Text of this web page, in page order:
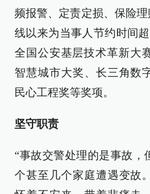
频报警、定责定损、保险理
线以来为当事人节约时间
全国公安基层技术革新大
智慧城市大奖、长三角数
民心工程奖等奖项。
坚守职责
“事故交警处理的是事故，
个甚至几个家庭遭遇变故